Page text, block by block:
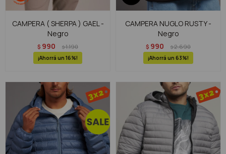
CAMPERA ( SHERPA ) GAEL -
Negro
$ 990 $1.190
16
CAMPERA NUGLO RUSTY -
Negro
$ 990 $2.690
63